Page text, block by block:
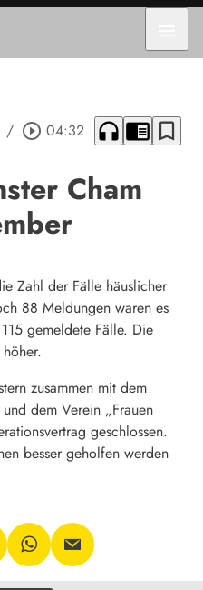
/ play_circle_outline 04:32 headphones chrome_reader_mode bookmark_border
Cham
Zahl der Fälle häuslicher
88 Meldungen waren es
gemeldete Fälle. Die
zusammen mit dem
dem Verein „Frauen
geschlossen.
besser geholfen werden